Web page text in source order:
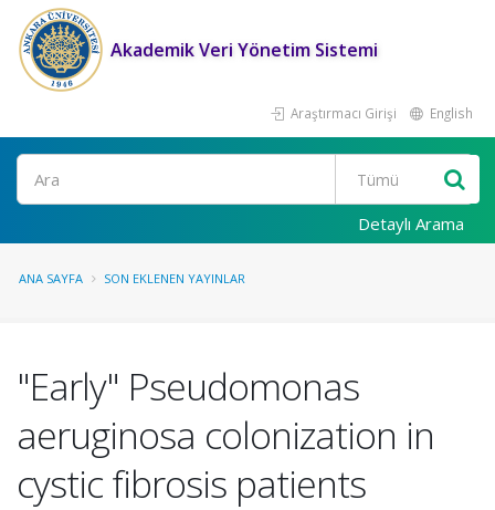
Akademik Veri Yönetim Sistemi
Araştırmacı Girişi English
Ara
Detaylı Arama
ANA SAYFA SON EKLENEN YAYINLAR
"Early" Pseudomonas
aeruginosa colonization in
cystic fibrosis patients